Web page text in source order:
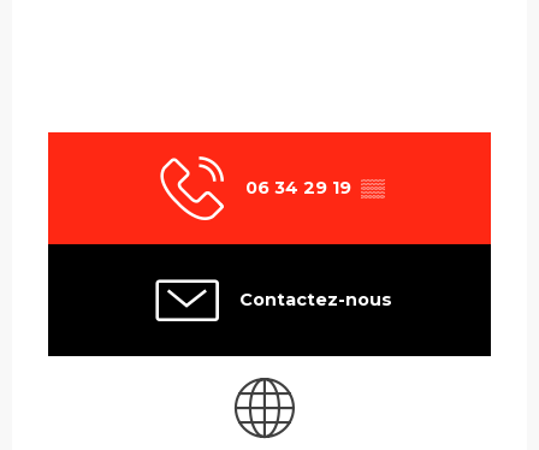
06 34 29 19 ▒▒
Contactez-nous